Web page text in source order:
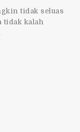
tidak seluas
tidak kalah